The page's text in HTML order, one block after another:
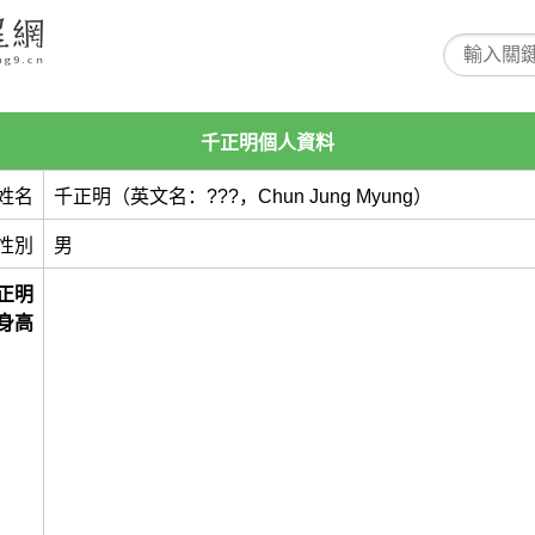
千正明個人資料
名 千正明（英文名：???，Chun Jung Myung）
別 男
明
高